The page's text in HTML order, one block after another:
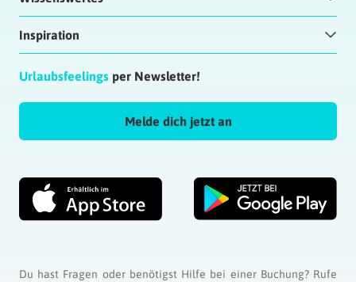
Inspiration
Urlaubsfeelings per Newsletter!
Melde dich jetzt an
Du hast Fragen oder benötigst Hilfe bei einer Buchung? Rufe